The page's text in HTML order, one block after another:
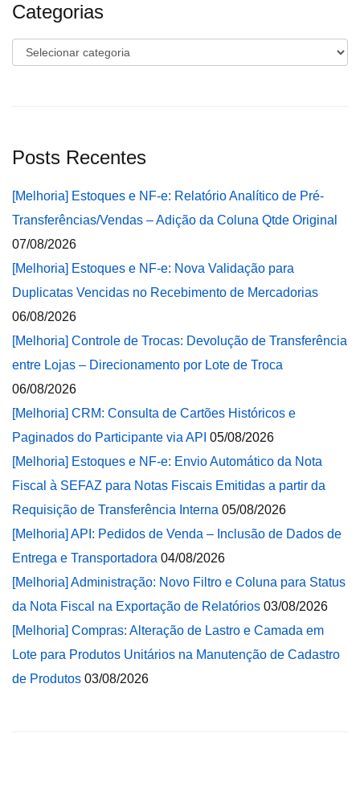
Categorias
Categorias
Posts Recentes
[Melhoria] Estoques e NF-e: Relatório Analítico de Pré-
Transferências/Vendas – Adição da Coluna Qtde Original
07/08/2026
[Melhoria] Estoques e NF-e: Nova Validação para
Duplicatas Vencidas no Recebimento de Mercadorias
06/08/2026
[Melhoria] Controle de Trocas: Devolução de Transferência
entre Lojas – Direcionamento por Lote de Troca
06/08/2026
[Melhoria] CRM: Consulta de Cartões Históricos e
Paginados do Participante via API 05/08/2026
[Melhoria] Estoques e NF-e: Envio Automático da Nota
Fiscal à SEFAZ para Notas Fiscais Emitidas a partir da
Requisição de Transferência Interna 05/08/2026
[Melhoria] API: Pedidos de Venda – Inclusão de Dados de
Entrega e Transportadora 04/08/2026
[Melhoria] Administração: Novo Filtro e Coluna para Status
da Nota Fiscal na Exportação de Relatórios 03/08/2026
[Melhoria] Compras: Alteração de Lastro e Camada em
Lote para Produtos Unitários na Manutenção de Cadastro
de Produtos 03/08/2026